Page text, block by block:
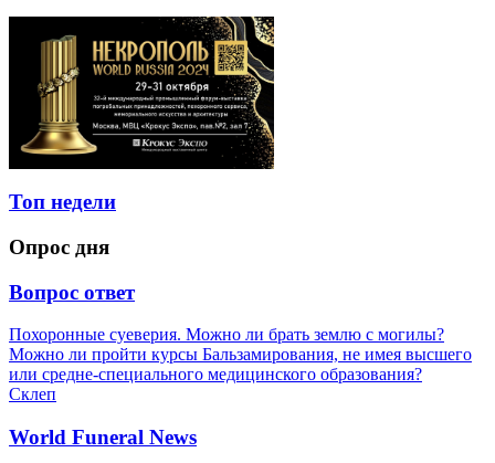
Топ недели
Опрос дня
Вопрос ответ
Похоронные суеверия. Можно ли брать землю с могилы?
Можно ли пройти курсы Бальзамирования, не имея высшего
или средне-специального медицинского образования?
Склеп
World Funeral News